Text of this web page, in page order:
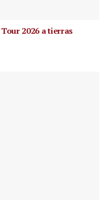
2026 a tierras